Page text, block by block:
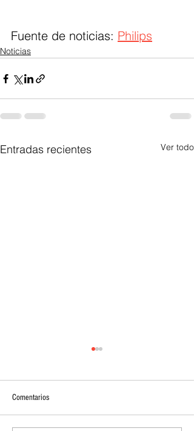
Fuente de noticias: Philips
Noticias
Entradas recientes Ver todo
Comentarios